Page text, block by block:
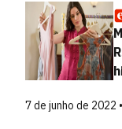
7 de junho de 2022